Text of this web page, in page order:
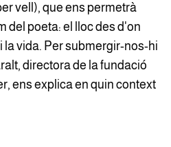
vell), que ens permetrà
del poeta: el lloc des d'on
la vida. Per submergir-nos-hi
directora de la fundació
ens explica en quin context